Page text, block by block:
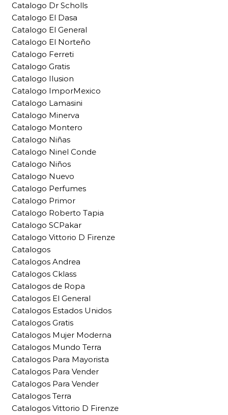
Catalogo Dr Scholls
Catalogo El Dasa
Catalogo El General
Catalogo El Norteño
Catalogo Ferreti
Catalogo Gratis
Catalogo Ilusion
Catalogo ImporMexico
Catalogo Lamasini
Catalogo Minerva
Catalogo Montero
Catalogo Niñas
Catalogo Ninel Conde
Catalogo Niños
Catalogo Nuevo
Catalogo Perfumes
Catalogo Primor
Catalogo Roberto Tapia
Catalogo SCPakar
Catalogo Vittorio D Firenze
Catalogos
Catalogos Andrea
Catalogos Cklass
Catalogos de Ropa
Catalogos El General
Catalogos Estados Unidos
Catalogos Gratis
Catalogos Mujer Moderna
Catalogos Mundo Terra
Catalogos Para Mayorista
Catalogos Para Vender
Catalogos Para Vender
Catalogos Terra
Catalogos Vittorio D Firenze